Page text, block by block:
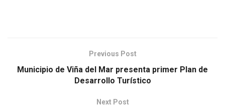
Previous Post
Municipio de Viña del Mar presenta primer Plan de
Desarrollo Turístico
Next Post